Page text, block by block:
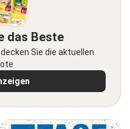
das Beste
Sie die aktuellen